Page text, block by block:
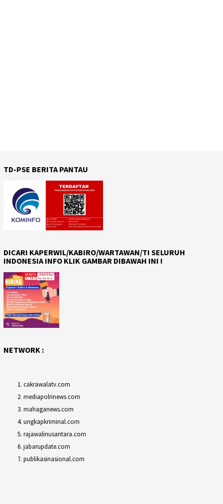
TD-PSE BERITA PANTAU
DICARI KAPERWIL/KABIRO/WARTAWAN/TI SELURUH
INDONESIA INFO KLIK GAMBAR DIBAWAH INI !
NETWORK :
cakrawalatv.com
mediapolrinews.com
mahaganews.com
ungkapkriminal.com
rajawalinusantara.com
jabarupdate.com
publikasinasional.com